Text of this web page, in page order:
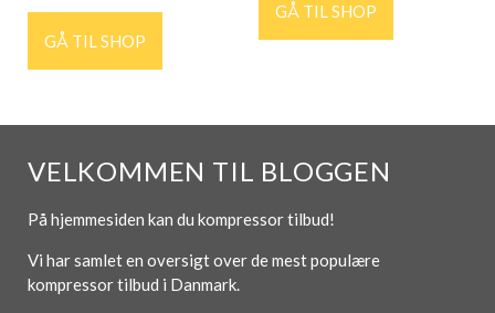
GÅ TIL SHOP
GÅ TIL SHOP
VELKOMMEN TIL BLOGGEN
På hjemmesiden kan du kompressor tilbud!
Vi har samlet en oversigt over de mest populære
kompressor tilbud i Danmark.